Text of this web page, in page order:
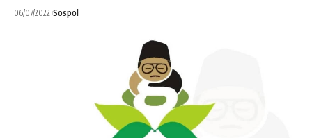
06/07/2022 Sospol